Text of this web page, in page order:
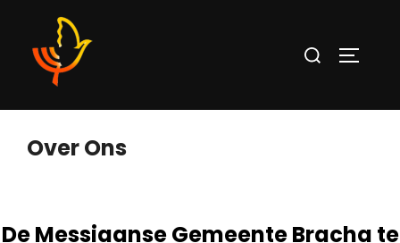
Over Ons
De Messiaanse Gemeente Bracha te